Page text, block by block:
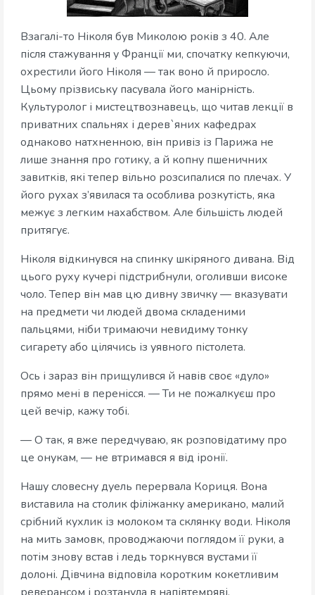
Взагалі-то Ніколя був Миколою років з 40. Але
після стажування у Франції ми, спочатку кепкуючи,
охрестили його Ніколя — так воно й приросло.
Цьому прізвиську пасувала його манірність.
Культуролог і мистецтвознавець, що читав лекції в
приватних спальнях і дерев`яних кафедрах
однаково натхненною, він привіз із Парижа не
лише знання про готику, а й копну пшеничних
завитків, які тепер вільно розсипалися по плечах. У
його рухах з’явилася та особлива розкутість, яка
межує з легким нахабством. Але більшість людей
притягує.
Ніколя відкинувся на спинку шкіряного дивана. Від
цього руху кучері підстрибнули, оголивши високе
чоло. Тепер він мав цю дивну звичку — вказувати
на предмети чи людей двома складеними
пальцями, ніби тримаючи невидиму тонку
сигарету або цілячись із уявного пістолета.
Ось і зараз він прищулився й навів своє «дуло»
прямо мені в перенісся. — Ти не пожалкуєш про
цей вечір, кажу тобі.
— О так, я вже передчуваю, як розповідатиму про
це онукам, — не втримався я від іронії.
Нашу словесну дуель перервала Кориця. Вона
виставила на столик філіжанку американо, малий
срібний кухлик із молоком та склянку води. Ніколя
на мить замовк, проводжаючи поглядом її руки, а
потім знову встав і ледь торкнувся вустами її
долоні. Дівчина відповіла коротким кокетливим